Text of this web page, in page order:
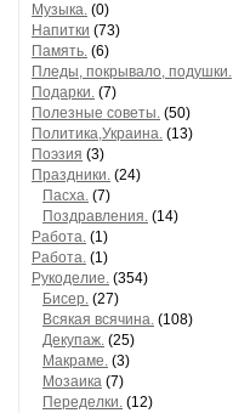
Музыка. (0)
Напитки (73)
Память. (6)
Пледы, покрывало, подушки.
Подарки. (7)
Полезные советы. (50)
Политика,Украина. (13)
Поэзия (3)
Праздники. (24)
Пасха. (7)
Поздравления. (14)
Работа. (1)
Работа. (1)
Рукоделие. (354)
Бисер. (27)
Всякая всячина. (108)
Декупаж. (25)
Макраме. (3)
Мозаика (7)
Переделки. (12)